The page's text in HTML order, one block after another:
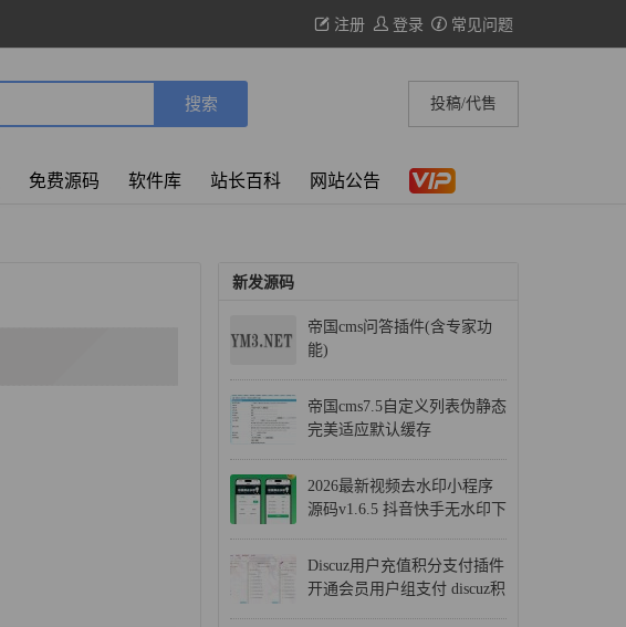
注册 登录 常见问题
投稿/代售
免费源码 软件库 站长百科 网站公告
新发源码
帝国cms问答插件(含专家功
能)
帝国cms7.5自定义列表伪静态
完美适应默认缓存
2026最新视频去水印小程序
源码v1.6.5 抖音快手无水印下
Discuz用户充值积分支付插件
开通会员用户组支付 discuz积